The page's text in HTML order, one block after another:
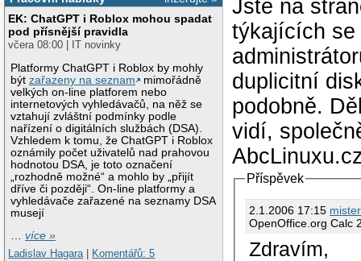
EK: ChatGPT i Roblox mohou spadat
pod přísnější pravidla
včera 08:00 | IT novinky
Platformy ChatGPT i Roblox by mohly
býtzařazeny na seznam
mimořádně
velkých on-line platforem nebo
internetových vyhledávačů, na něž se
vztahují zvláštní podmínky podle
nařízení o digitálních službách (DSA).
Vzhledem k tomu, že ChatGPT i Roblox
oznámily počet uživatelů nad prahovou
hodnotou DSA, je toto označení
„rozhodně možné“ a mohlo by „přijít
dříve či později“. On-line platformy a
vyhledávače zařazené na seznamy DSA
musejí
…více »
Ladislav Hagara
Komentářů: 5
Jste na
týkajících se
duplicitní
podobně.
vidí,
Příspěvek
2.1.2006 17:15
OpenOffice.org Calc
Zdravím,